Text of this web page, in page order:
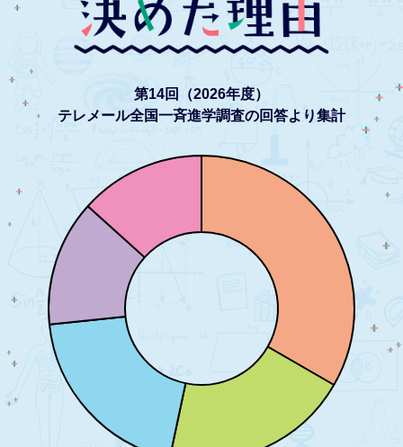
第14回（2026年度）
テレメール全国一斉進学調査の回答より集計